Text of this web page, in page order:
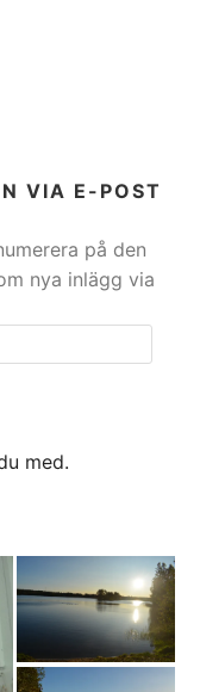
VIA E-POST
på den
nya inlägg via
med.